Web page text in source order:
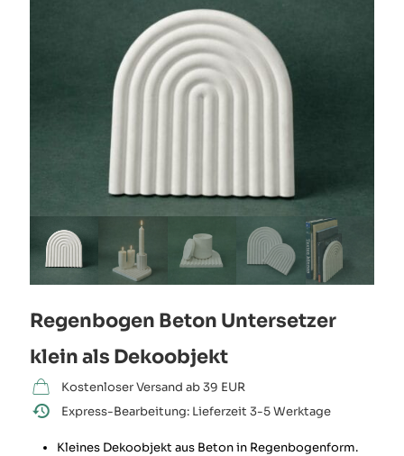
Regenbogen Beton Untersetzer
klein als Dekoobjekt
Kostenloser Versand ab 39 EUR
Express-Bearbeitung: Lieferzeit 3-5 Werktage
Kleines Dekoobjekt aus Beton in Regenbogenform.